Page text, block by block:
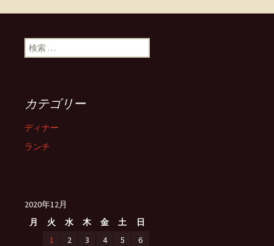
検索:
カテゴリー
ディナー
ランチ
2020年12月
月
火 水 木 金 土 日
1 2 3 4 5
6